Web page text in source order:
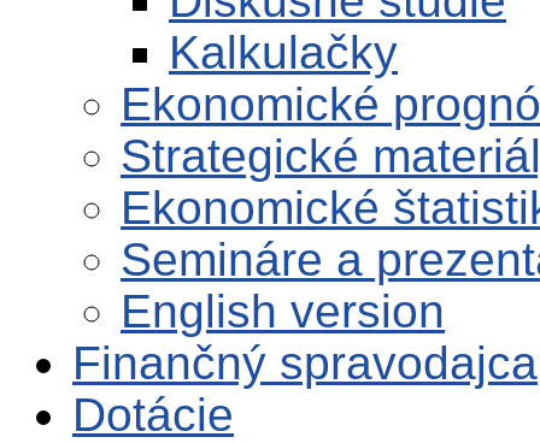
Kalkulačky
Ekonomické
Strategické
Ekonomické
Semináre a
English version
Finančný spravodajca
Dotácie